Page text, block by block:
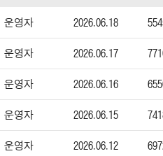
운영자 2026.06.18
운영자 2026.06.17
운영자 2026.06.16
운영자 2026.06.15
운영자 2026.06.12